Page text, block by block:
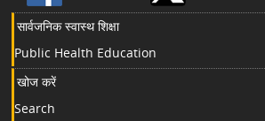
सार्वजनिक स्वास्थ शिक्षा
Public Health Education
खोज करें
Search